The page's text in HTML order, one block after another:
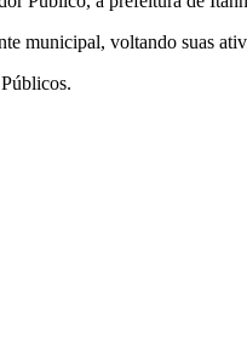
quinta-
municipal, voltando suas